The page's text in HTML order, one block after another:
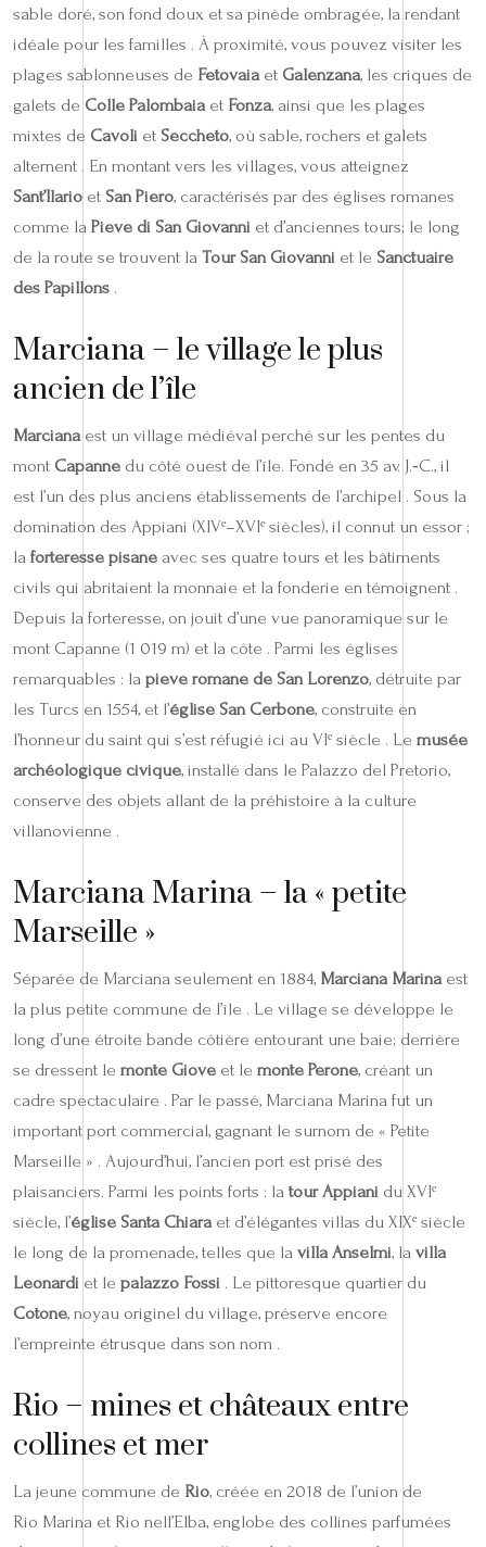
sable doré, son fond doux et sa pinède ombragée, la rendant
idéale pour les familles . À proximité, vous pouvez visiter les
plages sablonneuses de Fetovaiaet Galenzana, les criques de
galets de Colle Palombaiaet Fonza, ainsi que les plages
mixtes de Cavoli et Seccheto, où sable, rochers et galets
alternent . En montant vers les villages, vous atteignez
Sant’Ilario et San Piero, caractérisés par des églises romanes
comme la Pieve di San Giovanni et d’anciennes tours; le long
de la route se trouvent la Tour San Giovanni et le Sanctuaire
des Papillons .
Marciana – le village le plus
ancien de l’île
Marcianaest un village médiéval perché sur les pentes du
mont Capanne du côté ouest de l’île. Fondé en 35 av. J.‑C., il
est l’un des plus anciens établissements de l’archipel . Sous la
domination des Appiani (XIVᵉ–XVIᵉ siècles), il connut un essor ;
la forteresse pisane avec ses quatre tours et les bâtiments
civils qui abritaient la monnaie et la fonderie en témoignent .
Depuis la forteresse, on jouit d’une vue panoramique sur le
mont Capanne (1 019 m) et la côte . Parmi les églises
remarquables : la pieve romane de San Lorenzo, détruite par
les Turcs en 1554, et l’église San Cerbone, construite en
l’honneur du saint qui s’est réfugié ici au VIᵉ siècle . Le musée
archéologique civique, installé dans le Palazzo del Pretorio,
conserve des objets allant de la préhistoire à la culture
villanovienne .
Marciana Marina – la « petite
Marseille »
Séparée de Marciana seulement en 1884, Marciana Marinaest
la plus petite commune de l’île . Le village se développe le
long d’une étroite bande côtière entourant une baie; derrière
se dressent le monte Giove et le monte Perone, créant un
cadre spectaculaire . Par le passé, Marciana Marina fut un
important port commercial, gagnant le surnom de « Petite
Marseille » . Aujourd’hui, l’ancien port est prisé des
plaisanciers. Parmi les points forts : la tour Appiani du XVIᵉ
siècle, l’église Santa Chiaraet d’élégantes villas du XIXᵉ siècle
le long de la promenade, telles que la villa Anselmi, la villa
Leonardi et le palazzo Fossi . Le pittoresque quartier du
Cotone, noyau originel du village, préserve encore
l’empreinte étrusque dans son nom .
Rio – mines et châteaux entre
collines et mer
La jeune commune de Rio, créée en 2018 de l’union de
Rio Marina et Rio nell’Elba, englobe des collines parfumées